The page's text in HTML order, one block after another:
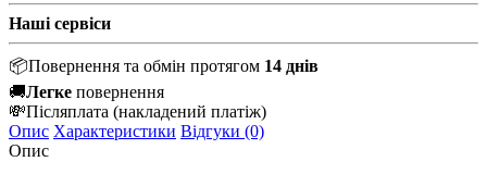
Наші сервіси
📦Повернення та обмін протягом 14 днів
🚚Легке повернення
💸Післяплата (накладений платіж)
Опис Характеристики Відгуки (0)
Опис